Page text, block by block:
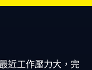
近工作壓力大，完